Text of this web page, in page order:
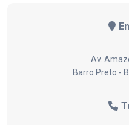
Av.
Barro Preto -